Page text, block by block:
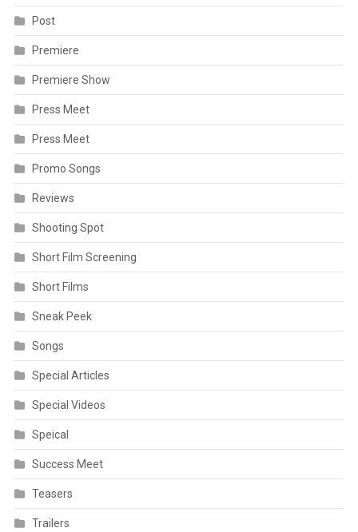
Post
Premiere
Premiere Show
Press Meet
Press Meet
Promo Songs
Reviews
Shooting Spot
Short Film Screening
Short Films
Sneak Peek
Songs
Special Articles
Special Videos
Speical
Success Meet
Teasers
Trailers